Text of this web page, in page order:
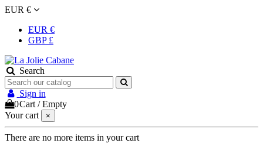
EUR €
EUR €
GBP £
Search
Sign in
0Cart /Empty
Your cart
×
There are no more items in your cart